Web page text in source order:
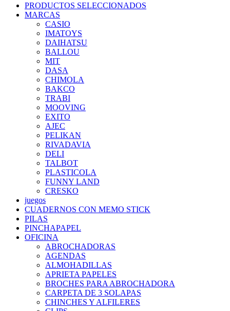
PRODUCTOS SELECCIONADOS
MARCAS
CASIO
IMATOYS
DAIHATSU
BALLOU
MIT
DASA
CHIMOLA
BAKCO
TRABI
MOOVING
EXITO
AJEC
PELIKAN
RIVADAVIA
DELI
TALBOT
PLASTICOLA
FUNNY LAND
CRESKO
juegos
CUADERNOS CON MEMO STICK
PILAS
PINCHAPAPEL
OFICINA
ABROCHADORAS
AGENDAS
ALMOHADILLAS
APRIETA PAPELES
BROCHES PARA ABROCHADORA
CARPETA DE 3 SOLAPAS
CHINCHES Y ALFILERES